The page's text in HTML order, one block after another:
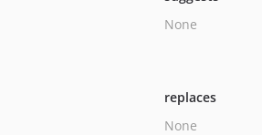
None
replaces
None